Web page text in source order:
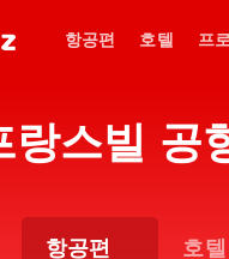
항공편 호텔 프
랑스빌 공
항공편 호텔